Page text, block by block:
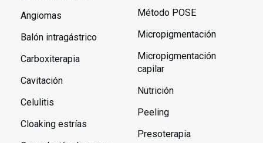
Angiomas
Balón intragástrico
Carboxiterapia
Cavitación
Celulitis
Cloaking estrías
Método POSE
Micropigmentación
Micropigmentación
capilar
Nutrición
Peeling
Presoterapia